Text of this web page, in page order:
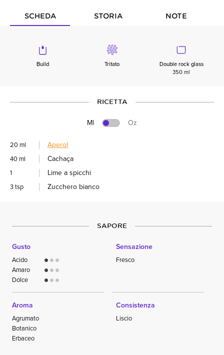
SCHEDA STORIA NOTE
Build Tritato
Double rock glass
350 ml
RICETTA
Ml Oz
20 ml Aperol
40 ml Cachaça
1 Lime a spicchi
3 tsp Zucchero bianco
SAPORE
Gusto
Acido circle circle circle
Amaro circle circle circle
Dolce circle circle circle
Sensazione
Fresco
Aroma
Agrumato
Botanico
Erbaceo
Consistenza
Liscio